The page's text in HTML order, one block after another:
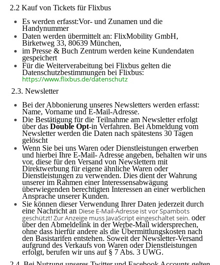
2.2 Kauf von Tickets für Flixbus
Es werden erfasst:Vor- und Zunamen und die
Handynummer
Daten werden übermittelt an: FlixMobility GmbH,
Birketweg 33, 80639 München,
im Presse & Buch Zentrum werden keine Kundendaten
gespeichert
Für die Weiterverabeitung bei Flixbus gelten die
Datenschutzbestimmungen bei Flixbus:
https://www.flixbus.de/datenschutz
2.3. Newsletter
Bei der Abbonierung unseres Newsletters werden erfasst:
Name, Vorname und E-Mail-Adresse.
Die Bestätigung für die Teilnahme am Newsletter erfolgt
über das Double Opt-in Verfahren. Bei Abmeldung vom
Newsletter werden die Daten nach spätestens 30 Tagen
gelöscht
Wenn Sie bei uns Waren oder Dienstleis­tungen erwerben
und hierbei Ihre E-Mail- Adresse angeben, behalten wir uns
vor, diese für den Versand von Newslettern mit
Direktwerbung für eigene ähnliche Waren oder
Dienstleistungen zu verwen­den. Dies dient der Wahrung
unserer im Rahmen einer Interessensabwägung
überwiegenden berechtigten Interessen an einer werblichen
Ansprache unserer Kunden.
Sie können dieser Verwendung Ihrer Daten jederzeit durch
eine Nachricht an Diese E-Mail-Adresse ist vor Spambots
geschützt! Zur Anzeige muss JavaScript eingeschaltet sein. oder
über den Abmeldelink in der Werbe-Mail widersprechen,
ohne dass hierfür an­dere als die Übermittlungskosten nach
den Basistarifen entstehen. Soweit der Newsletter-Versand
aufgrund des Ver­kaufs von Waren oder Dienstleistungen
erfolgt, berufen wir uns auf § 7 Abs. 3 UWG.